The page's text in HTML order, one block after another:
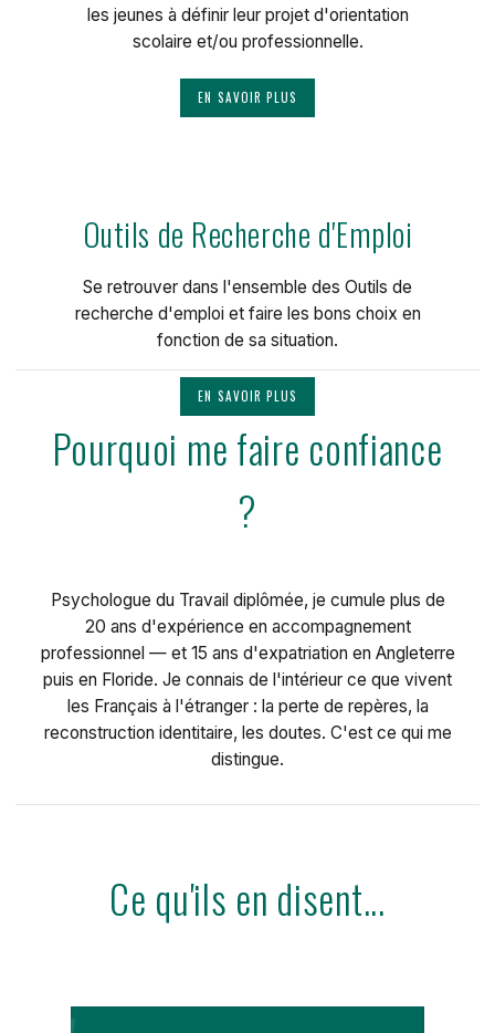
les jeunes à définir leur projet d'orientation
scolaire et/ou professionnelle.
EN SAVOIR PLUS
Outils de Recherche d'Emploi
Se retrouver dans l'ensemble des Outils de
recherche d'emploi et faire les bons choix en
fonction de sa situation.
EN SAVOIR PLUS
Pourquoi me faire confiance
?
Psychologue du Travail diplômée, je cumule plus de
20 ans d'expérience en accompagnement
professionnel — et 15 ans d'expatriation en Angleterre
puis en Floride. Je connais de l'intérieur ce que vivent
les Français à l'étranger : la perte de repères, la
reconstruction identitaire, les doutes. C'est ce qui me
distingue.
Ce qu'ils en disent...